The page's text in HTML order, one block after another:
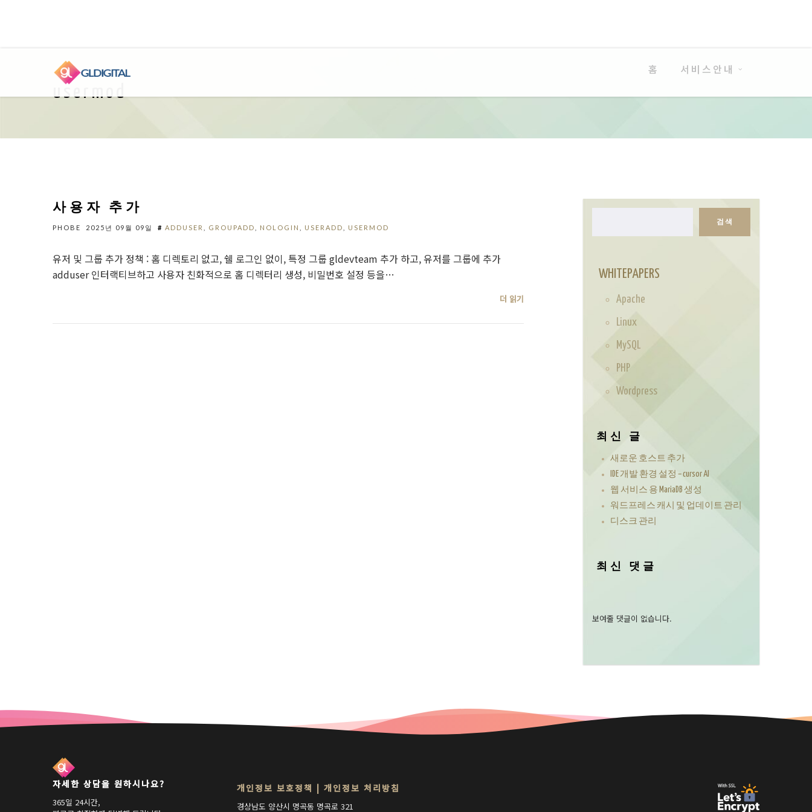
홈 서비스안내
usermod
사용자 추가
PHOBE 2025년 09월 09일 # ADDUSER GROUPADD NOLOGIN USERADD USERMOD
유저 및 그룹 추가 정책 : 홈 디렉토리 없고, 쉘 로그인 없이, 특정 그룹 gldevteam 추가 하고, 유저를 그룹에 추가
adduser 인터랙티브하고 사용자 친화적으로 홈 디렉터리 생성, 비밀번호 설정 등을…
더 읽기
검색
WHITEPAPERS
Apache
Linux
MySQL
PHP
Wordpress
최신 글
새로운 호스트 추가
IDE 개발 환경 설정 – cursor AI
웹 서비스 용 MariaDB 생성
워드프레스 캐시 및 업데이트 관리
디스크 관리
최신 댓글
보여줄 댓글이 없습니다.
자세한 상담을 원하시나요?
365일 24시간,
개인정보 보호정책 | 개인정보 처리방침
경상남도 양산시 명곡동 명곡로 321